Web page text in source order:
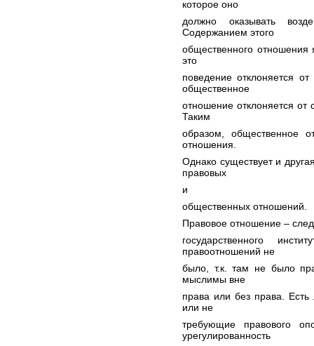
которое оно
должно оказывать
Содержанием этого
общественного отношения
это
поведение отклоняется
общественное
отношение отклоняется
Таким
образом, общественное
отношения.
Однако существует и
правовых
и
общественных отношений.
Правовое отношение –
государственного
правоотношений не
было, т.к. там не было
мыслимы вне
права или без права.
или не
требующие правового
урегулированность